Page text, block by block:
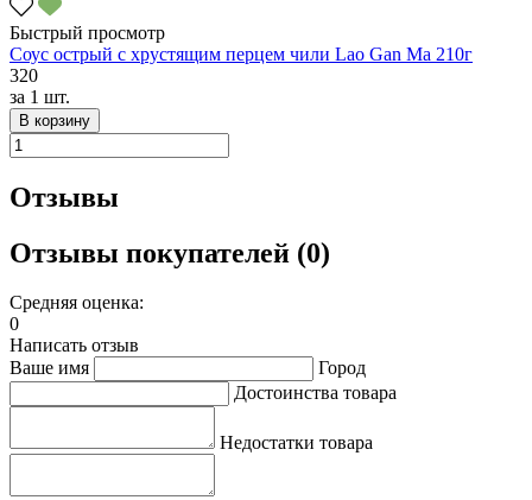
Быстрый просмотр
Соус острый с хрустящим перцем чили Lao Gan Ma 210г
320
за 1 шт.
В корзину
Отзывы
Отзывы покупателей (0)
Средняя оценка:
0
Написать отзыв
Ваше имя
Город
Достоинства товара
Недостатки товара